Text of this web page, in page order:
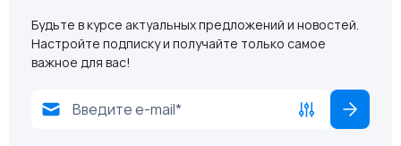
Будьте в курсе актуальных предложений и новостей.
Настройте подписку и получайте только самое
важное для вас!